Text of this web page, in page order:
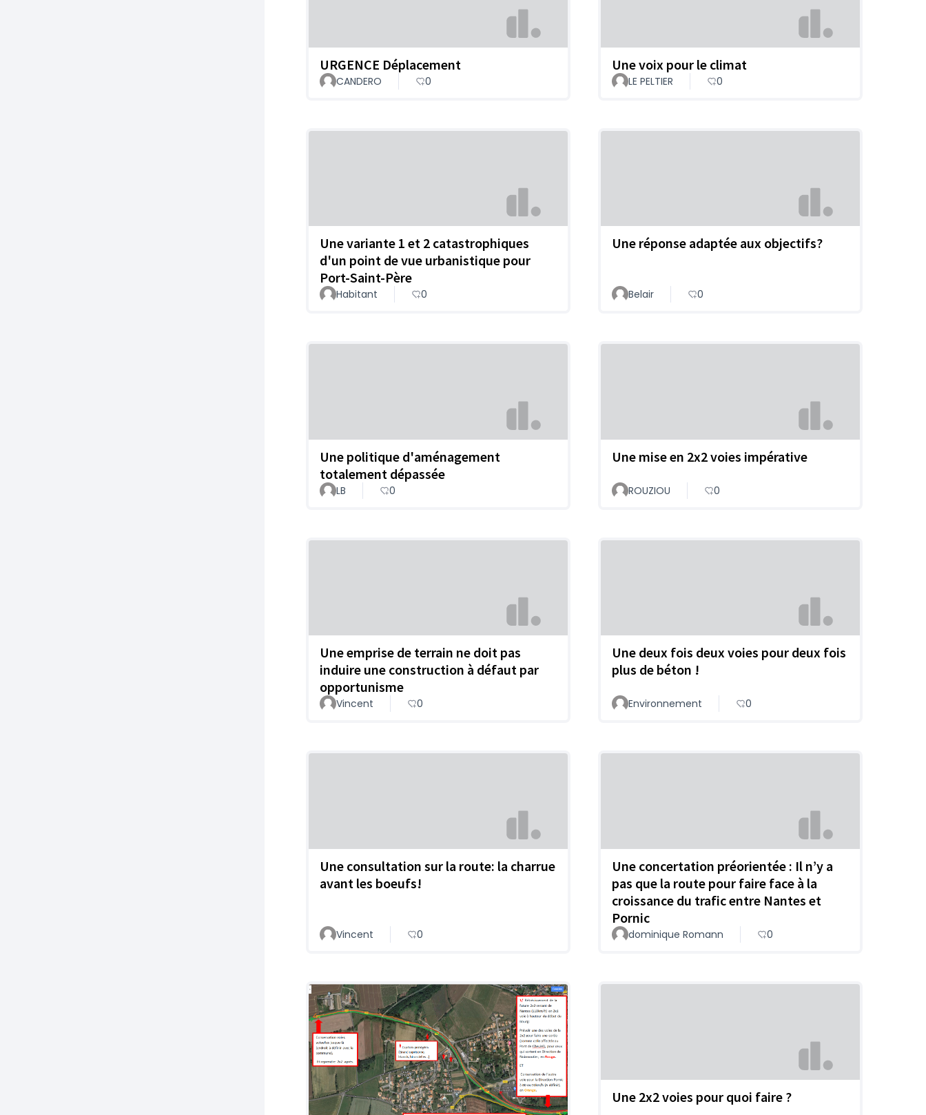
URGENCE Déplacement
CANDERO 0
Une voix pour le climat
LE PELTIER 0
Une variante 1 et 2 catastrophiques
d'un point de vue urbanistique pour
Port-Saint-Père
Habitant 0
Une réponse adaptée aux objectifs?
Belair 0
Une politique d'aménagement
totalement dépassée
LB 0
Une mise en 2x2 voies impérative
ROUZIOU 0
Une emprise de terrain ne doit pas
induire une construction à défaut par
opportunisme
Vincent 0
Une deux fois deux voies pour deux fois
plus de béton !
Environnement 0
Une consultation sur la route: la charrue
avant les boeufs!
Vincent 0
Une concertation préorientée : Il n’y a
pas que la route pour faire face à la
croissance du trafic entre Nantes et
Pornic
dominique Romann 0
Une 2x2 voies pour quoi faire ?